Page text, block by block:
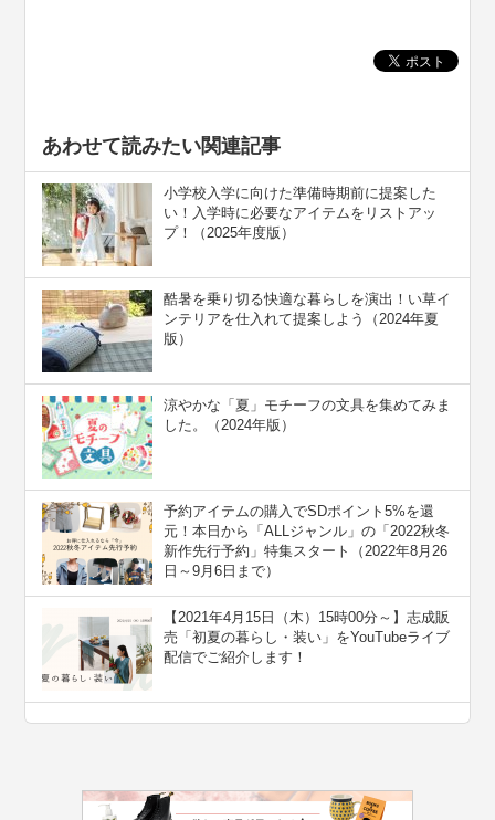
あわせて読みたい関連記事
小学校入学に向けた準備時期前に提案した
い！入学時に必要なアイテムをリストアッ
プ！（2025年度版）
酷暑を乗り切る快適な暮らしを演出！い草イ
ンテリアを仕入れて提案しよう（2024年夏
版）
涼やかな「夏」モチーフの文具を集めてみま
した。（2024年版）
予約アイテムの購入でSDポイント5%を還
元！本日から「ALLジャンル」の「2022秋冬
新作先行予約」特集スタート（2022年8月26
日～9月6日まで）
【2021年4月15日（木）15時00分～】志成販
売「初夏の暮らし・装い」をYouTubeライブ
配信でご紹介します！